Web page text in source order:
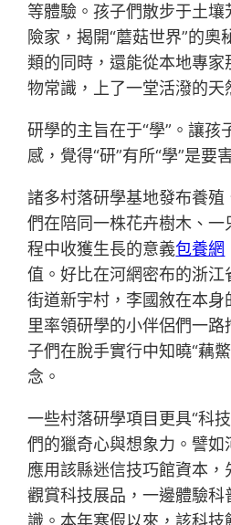
等體驗。孩子們散步于土
險家，揭開“蘑菇世界”的奧
類的同時，還能從本地專家
物常識，上了一堂活潑的天
研學的主旨在于“學”。讓孩
感，覺得“研”有所“學”是要
諸多村落研學基地發布養
們在陪同一株花卉樹木、一
程中收獲生長的意義包養網
值。好比在河網密布的浙
街道新宇村，李國敘在本身
里率領研學的小伴侶們一
子們在脫手實行中知曉“藕
念。
一些村落研學項目更具“科
們的獵奇心與想象力。譬如
應用該縣迷信技巧館資本，
觀賞科技展品，一邊體驗科